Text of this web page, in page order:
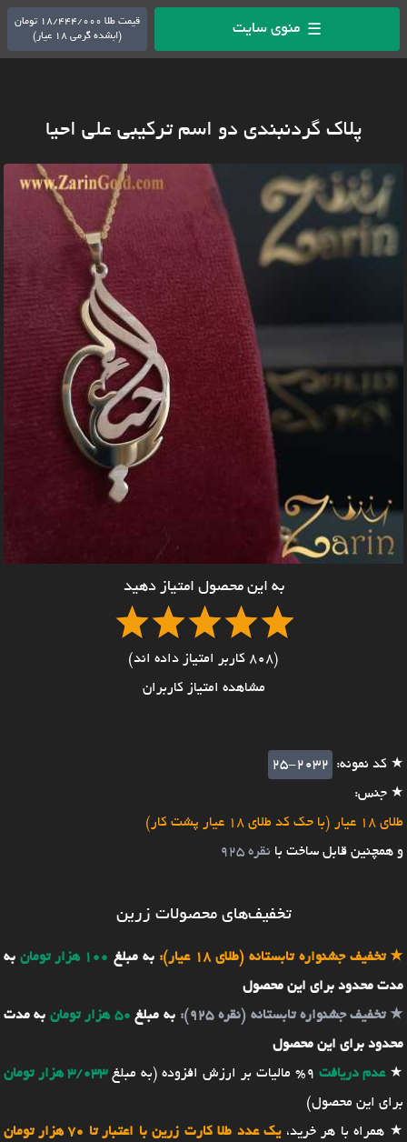
☰ منوی سایت
قیمت طلا 18/444/000 تومان
(ابشده گرمی 18 عیار)
پلاک گردنبندی دو اسم ترکیبی علی احیا
به این محصول امتیاز دهید
(808 کاربر امتیاز داده اند)
مشاهده امتیاز کاربران
★ کد نمونه:
25-2032
★ جنس:
طلای 18 عیار (با حک کد طلای 18 عیار پشت کار)
و همچنین قابل ساخت با نقره 925
تخفیف‌های محصولات زرین
★تخفیف جشنواره تابستانه (طلای 18 عیار): به مبلغ 100 هزار تومان
به
مدت محدود برای این محصول
★تخفیف جشنواره تابستانه (نقره 925): به مبلغ 50 هزار تومان
به مدت
محدود برای این محصول
★عدم دریافت 9% مالیات بر ارزش افزوده (به مبلغ
3/033 هزار تومان
برای این محصول)
★ همراه با هر خرید،یک عدد طلا کارت زرین با اعتبار تا 70 هزار تومان